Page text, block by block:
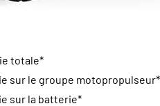
totale*
sur le groupe motopropulseur*
sur la batterie*